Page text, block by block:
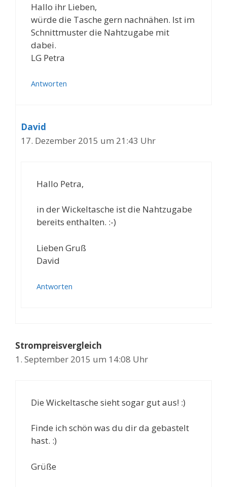
Hallo ihr Lieben,
würde die Tasche gern nachnähen. Ist im
Schnittmuster die Nahtzugabe mit
dabei.
LG Petra
Antworten
David
17. Dezember 2015 um 21:43 Uhr
Hallo Petra,
in der Wickeltasche ist die Nahtzugabe
bereits enthalten. :-)
Lieben Gruß
David
Antworten
Strompreisvergleich
1. September 2015 um 14:08 Uhr
Die Wickeltasche sieht sogar gut aus! :)
Finde ich schön was du dir da gebastelt
hast. :)
Grüße